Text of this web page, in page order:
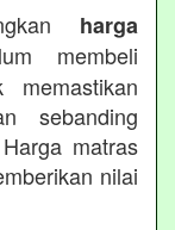
harga
membeli
sebanding
matras
nilai